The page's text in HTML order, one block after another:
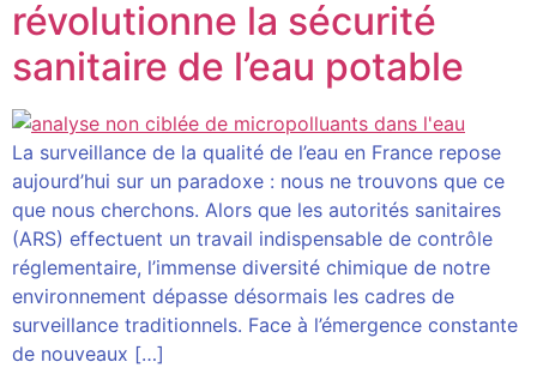
révolutionne la sécurité
sanitaire de l’eau potable
La surveillance de la qualité de l’eau en France repose
aujourd’hui sur un paradoxe : nous ne trouvons que ce
que nous cherchons. Alors que les autorités sanitaires
(ARS) effectuent un travail indispensable de contrôle
réglementaire, l’immense diversité chimique de notre
environnement dépasse désormais les cadres de
surveillance traditionnels. Face à l’émergence constante
de nouveaux […]